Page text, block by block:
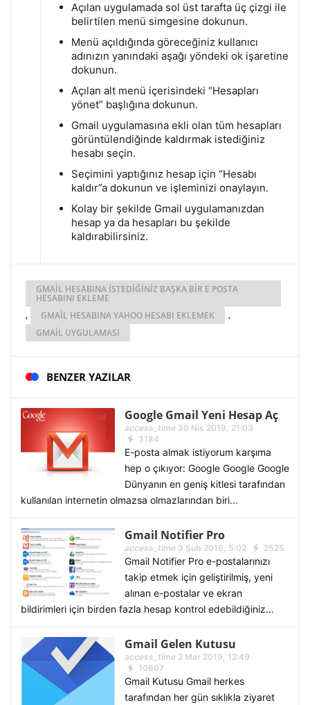
Açılan uygulamada sol üst tarafta üç çizgi ile
belirtilen menü simgesine dokunun.
Menü açıldığında göreceğiniz kullanıcı
adınızın yanındaki aşağı yöndeki ok işaretine
dokunun.
Açılan alt menü içerisindeki “Hesapları
yönet” başlığına dokunun.
Gmail uygulamasına ekli olan tüm hesapları
görüntülendiğinde kaldırmak istediğiniz
hesabı seçin.
Seçimini yaptığınız hesap için “Hesabı
kaldır”a dokunun ve işleminizi onaylayın.
Kolay bir şekilde Gmail uygulamanızdan
hesap ya da hesapları bu şekilde
kaldırabilirsiniz.
GMAIL HESABINA ISTEDIĞINIZ BAŞKA BIR E POSTA
HESABINI EKLEME
, GMAIL HESABINA YAHOO HESABI EKLEMEK ,
GMAIL UYGULAMASI
BENZER YAZILAR
Google Gmail Yeni Hesap Aç
access_time30 Nis 2019, 21:03
3184
E-posta almak istiyorum karşıma
hep o çıkıyor: Google Google Google
Dünyanın en geniş kitlesi tarafından
kullanılan internetin olmazsa olmazlarından biri...
Gmail Notifier Pro
access_time3 Şub 2016, 5:02 2525
Gmail Notifier Pro e-postalarınızı
takip etmek için geliştirilmiş, yeni
alınan e-postalar ve ekran
bildirimleri için birden fazla hesap kontrol edebildiğiniz...
Gmail Gelen Kutusu
access_time2 Mar 2019, 12:49
10607
Gmail Kutusu Gmail herkes
tarafından her gün sıklıkla ziyaret